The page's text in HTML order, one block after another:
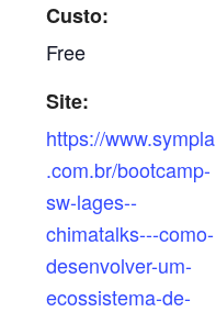
Custo:
Free
Site:
https://www.sympla
.com.br/bootcamp-
sw-lages--
chimatalks---como-
desenvolver-um-
ecossistema-de-